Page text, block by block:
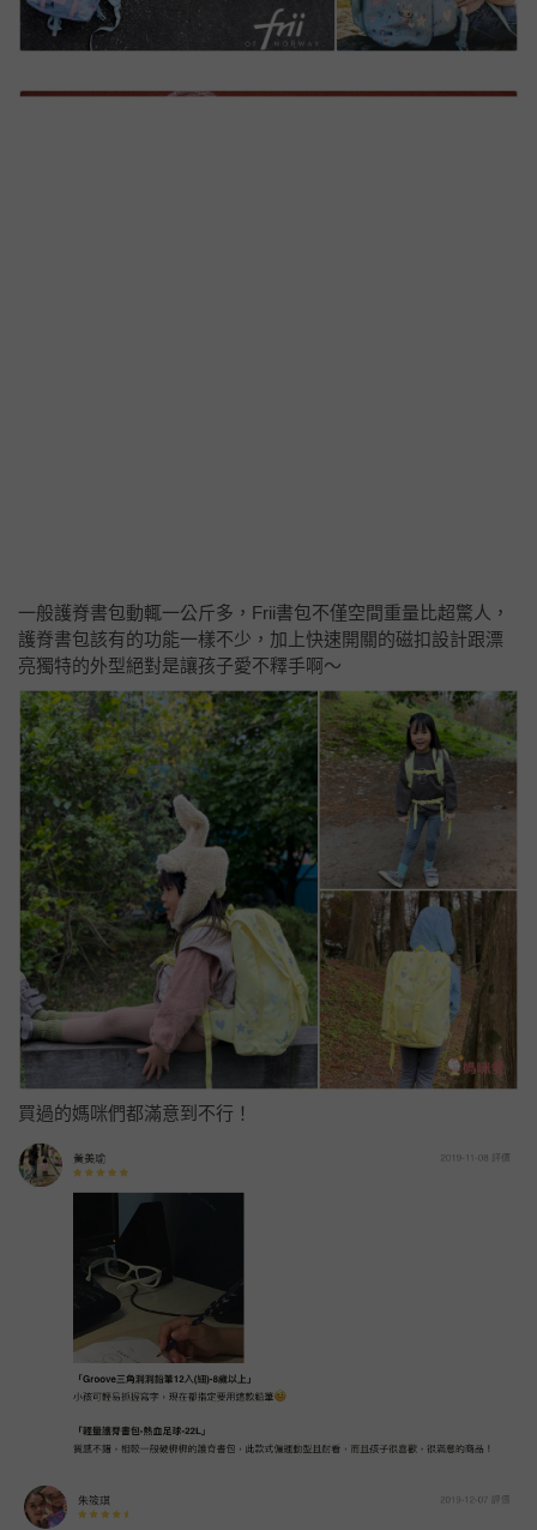
一般護脊書包動輒一公斤多，Frii書包不僅空間重量比超驚人，
護脊書包該有的功能一樣不少，加上快速開關的磁扣設計跟漂
亮獨特的外型絕對是讓孩子愛不釋手啊～
買過的媽咪們都滿意到不行！